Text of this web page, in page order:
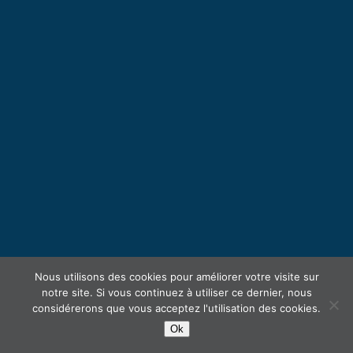
Nous utilisons des cookies pour améliorer votre visite sur
notre site. Si vous continuez à utiliser ce dernier, nous
considérerons que vous acceptez l'utilisation des cookies.
Ok